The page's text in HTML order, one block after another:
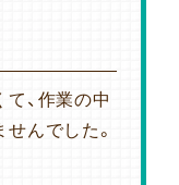
、作業の中
んでした。